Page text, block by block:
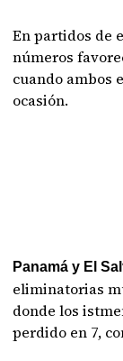
En partidos de
números
cuando ambos
ocasión.
Panamá y El
eliminatorias
donde los
perdido en 7,